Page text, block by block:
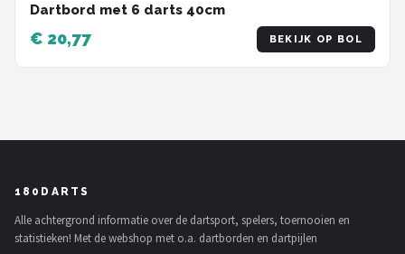
Dartbord met 6 darts 40cm
€ 20,77 BEKIJK OP BOL
180DARTS
Alle achtergrond informatie over de dartsport, spelers, toernooien en
statistieken! Met de webshop met o.a. dartborden en dartpijlen